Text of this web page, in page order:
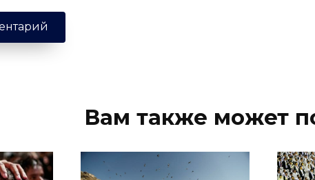
Вам также может